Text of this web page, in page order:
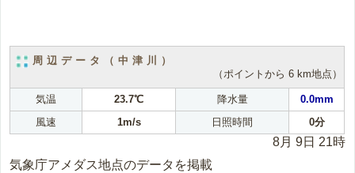
周辺データ（中津川）
（ポイントから 6 km地点）
気温 23.7℃ 降水量
0.0mm
風速
1m/s 日照時間 0分
8月 9日 21時
気象庁アメダス地点のデータを掲載